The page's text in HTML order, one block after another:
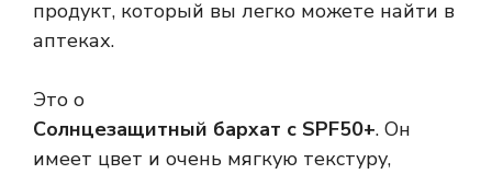
продукт, который вы легко можете найти в
аптеках.
Это о
Солнцезащитный бархат с SPF50+. Он
имеет цвет и очень мягкую текстуру,